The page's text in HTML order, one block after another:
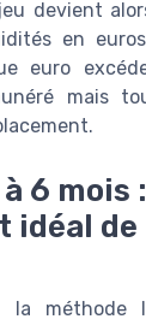
devient
en
euro
mais
à 6
idéal de
la méthode